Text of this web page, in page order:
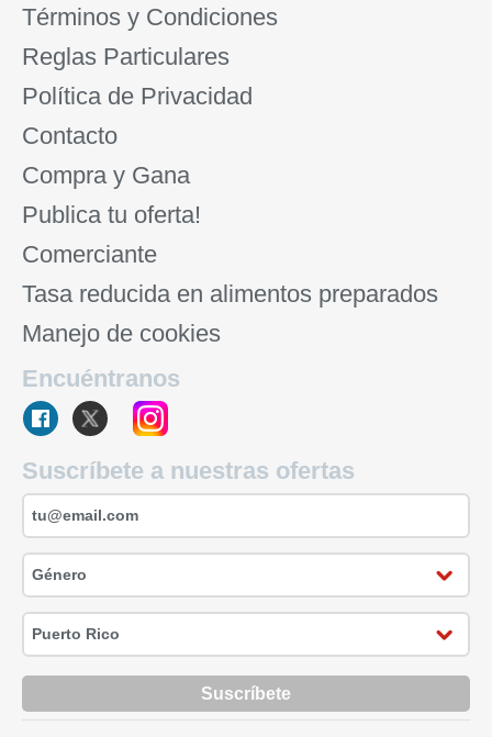
Términos y Condiciones
Reglas Particulares
Política de Privacidad
Contacto
Compra y Gana
Publica tu oferta!
Comerciante
Tasa reducida en alimentos preparados
Manejo de cookies
Encuéntranos
Suscríbete a nuestras ofertas
Suscríbete